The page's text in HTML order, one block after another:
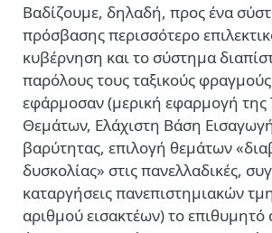
Βαδίζουμε, δηλαδή, προς ένα
πρόσβασης περισσότερο
κυβέρνηση και το σύστημα
παρόλους τους ταξικούς
εφάρμοσαν (μερική εφαρμογή της
Θεμάτων, Ελάχιστη Βάση
βαρύτητας, επιλογή θεμάτων
δυσκολίας» στις πανελλαδικές,
καταργήσεις πανεπιστημιακών
αριθμού εισακτέων) το επιθυμητό